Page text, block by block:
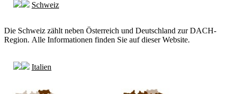
Schweiz
Die Schweiz zählt neben Österreich und Deutschland zur DACH-
Region. Alle Informationen finden Sie auf dieser Website.
Italien